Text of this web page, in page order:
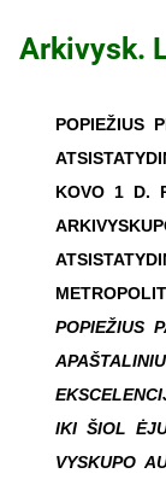
Arkivysk.
POPIEŽIUS
KOVO 1 D.
POPIEŽIUS
IKI ŠIOL
VYSKUPO